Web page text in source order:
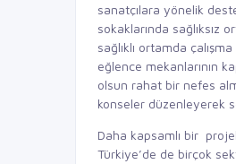
sanatçılara yönelik
sokaklarında sağlıksız
sağlıklı ortamda
eğlence mekanlarının
olsun rahat bir nefes
konseler düzenleyerek
Daha kapsamlı bir
Türkiye’de de birçok